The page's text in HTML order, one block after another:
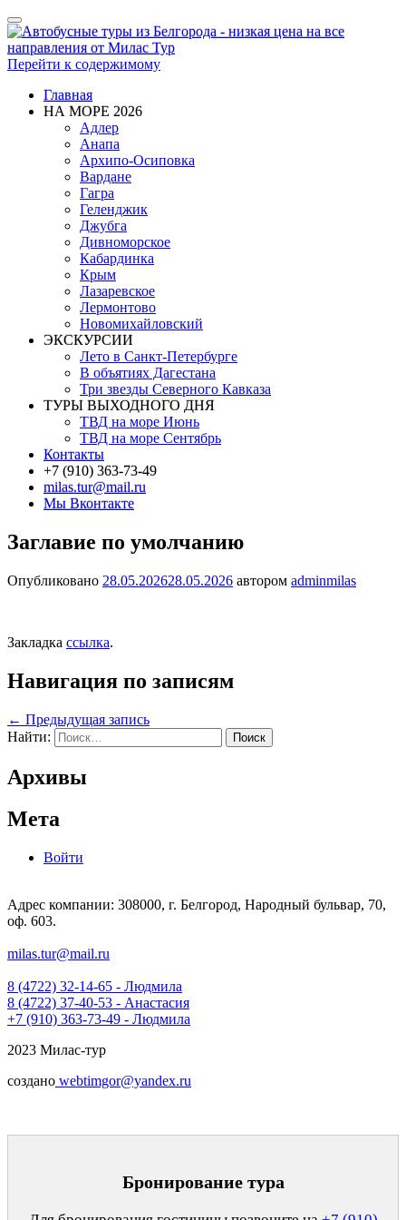
Показать/
Скрыть
навигацию
Перейти к содержимому
Главная
НА МОРЕ 2026
Адлер
Анапа
Архипо-Осиповка
Вардане
Гагра
Геленджик
Джубга
Дивноморское
Кабардинка
Крым
Лазаревское
Лермонтово
Новомихайловский
ЭКСКУРСИИ
Лето в Санкт-Петербурге
В объятиях Дагестана
Три звезды Северного Кавказа
ТУРЫ ВЫХОДНОГО ДНЯ
ТВД на море Июнь
ТВД на море Сентябрь
Контакты
+7 (910) 363-73-49
milas.tur@mail.ru
Мы Вконтакте
Заглавие по умолчанию
Опубликовано 28.05.202628.05.2026 автором adminmilas
Закладка ссылка.
Навигация по записям
← Предыдущая запись
Найти:
Архивы
Мета
Войти
Адрес компании: 308000, г. Белгород, Народный бульвар, 70,
оф. 603.
milas.tur@mail.ru
8 (4722) 32-14-65 - Людмила
8 (4722) 37-40-53 - Анастасия
+7 (910) 363-73-49 - Людмила
2023 Милас-тур
создано webtimgor@yandex.ru
Бронирование тура